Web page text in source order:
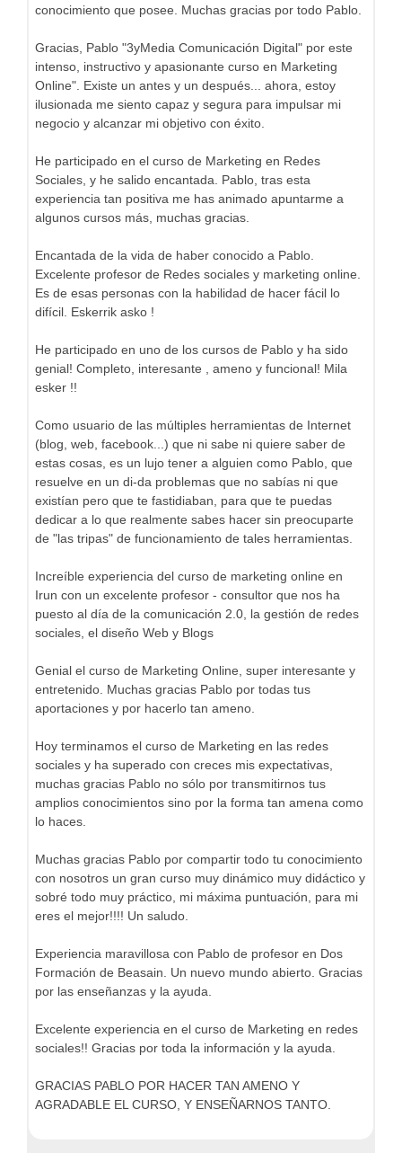
conocimiento que posee. Muchas gracias por todo Pablo.
Gracias, Pablo "3yMedia Comunicación Digital" por este
intenso, instructivo y apasionante curso en Marketing
Online". Existe un antes y un después... ahora, estoy
ilusionada me siento capaz y segura para impulsar mi
negocio y alcanzar mi objetivo con éxito.
He participado en el curso de Marketing en Redes
Sociales, y he salido encantada. Pablo, tras esta
experiencia tan positiva me has animado apuntarme a
algunos cursos más, muchas gracias.
Encantada de la vida de haber conocido a Pablo.
Excelente profesor de Redes sociales y marketing online.
Es de esas personas con la habilidad de hacer fácil lo
difícil. Eskerrik asko !
He participado en uno de los cursos de Pablo y ha sido
genial! Completo, interesante , ameno y funcional! Mila
esker !!
Como usuario de las múltiples herramientas de Internet
(blog, web, facebook...) que ni sabe ni quiere saber de
estas cosas, es un lujo tener a alguien como Pablo, que
resuelve en un di-da problemas que no sabías ni que
existían pero que te fastidiaban, para que te puedas
dedicar a lo que realmente sabes hacer sin preocuparte
de "las tripas" de funcionamiento de tales herramientas.
Increíble experiencia del curso de marketing online en
Irun con un excelente profesor - consultor que nos ha
puesto al día de la comunicación 2.0, la gestión de redes
sociales, el diseño Web y Blogs
Genial el curso de Marketing Online, super interesante y
entretenido. Muchas gracias Pablo por todas tus
aportaciones y por hacerlo tan ameno.
Hoy terminamos el curso de Marketing en las redes
sociales y ha superado con creces mis expectativas,
muchas gracias Pablo no sólo por transmitirnos tus
amplios conocimientos sino por la forma tan amena como
lo haces.
Muchas gracias Pablo por compartir todo tu conocimiento
con nosotros un gran curso muy dinámico muy didáctico y
sobré todo muy práctico, mi máxima puntuación, para mi
eres el mejor!!!! Un saludo.
Experiencia maravillosa con Pablo de profesor en Dos
Formación de Beasain. Un nuevo mundo abierto. Gracias
por las enseñanzas y la ayuda.
Excelente experiencia en el curso de Marketing en redes
sociales!! Gracias por toda la información y la ayuda.
GRACIAS PABLO POR HACER TAN AMENO Y
AGRADABLE EL CURSO, Y ENSEÑARNOS TANTO.